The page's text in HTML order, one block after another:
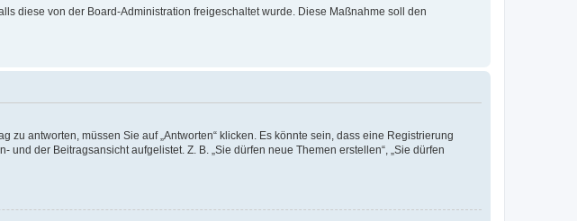
diese von der Board-Administration freigeschaltet wurde. Diese Maßnahme soll den
zu antworten, müssen Sie auf „Antworten“ klicken. Es könnte sein, dass eine Registrierung
der Beitragsansicht aufgelistet. Z. B. „Sie dürfen neue Themen erstellen“, „Sie dürfen